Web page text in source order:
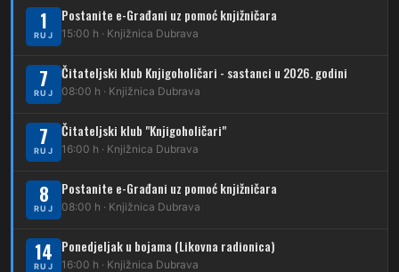
230 Dubrava – Granešinski Novaki
232 Dubrava – Jazbina
269
DUBEC
212
223 Dubec – Trnovčica – Dubrava
224 Dubec – Novoselec
1
RUJ
Postanite e-Građani uz pomoć knjižničara
15:00 h · Knjižnica Dubrava
7
RUJ
Čitateljski klub Knjigoholičari - sastanci u 2026. godini
08:00 h · Knjižnica Dubrava
7
RUJ
Čitateljski klub "Knjigoholičari"
16:00 h · Knjižnica Dubrava
8
RUJ
Postanite e-Građani uz pomoć knjižničara
08:00 h · Knjižnica Dubrava
14
RUJ
Ponedjeljak u bojama (Likovna radionica)
16:00 h · Knjižnica Dubrava